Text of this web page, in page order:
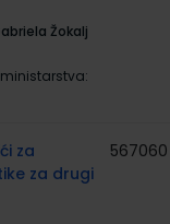
Žokalj
za
za drugi
567060